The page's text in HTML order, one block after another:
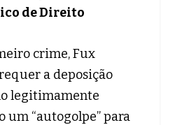
de Direito
crime, Fux
a deposição
legitimamente
um “autogolpe” para